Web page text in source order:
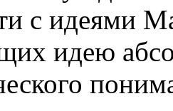
с идеями
идею